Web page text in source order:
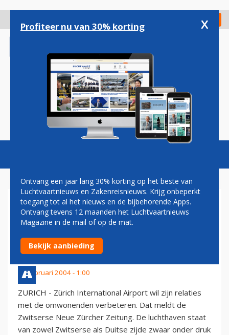
gaan
Check in
Magazine Podcasts Vacatures
ZÃ¼RICH AIRPORT WIL
BETERE RELATIE MET
Â€˜BURENÂ€™
18 februari 2004 - 1:00
ZURICH - Zürich International Airport wil zijn relaties
met de omwonenden verbeteren. Dat meldt de
Zwitserse Neue Zürcher Zeitung. De luchthaven staat
van zowel Zwitserse als Duitse zijde zwaar onder druk
Profiteer nu van 30% korting x
Ontvang een jaar lang 30% korting op het beste van
Luchtvaartnieuws en Zakenreisnieuws. Krijg onbeperkt
toegang tot al het nieuws en de bijbehorende Apps.
Ontvang tevens 12 maanden het Luchtvaartnieuws
Magazine in de mail of op de mat.
Bekijk aanbieding